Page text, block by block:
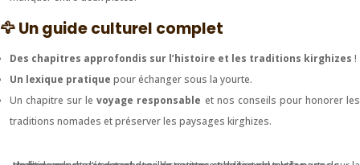
🦅 Un guide culturel complet
Des chapitres approfondis sur l’histoire et les traditions kirghizes !
Un lexique pratique pour échanger sous la yourte.
Un chapitre sur levoyage responsable et nos conseils pour honorer les
traditions nomades et préserver les paysages kirghizes.